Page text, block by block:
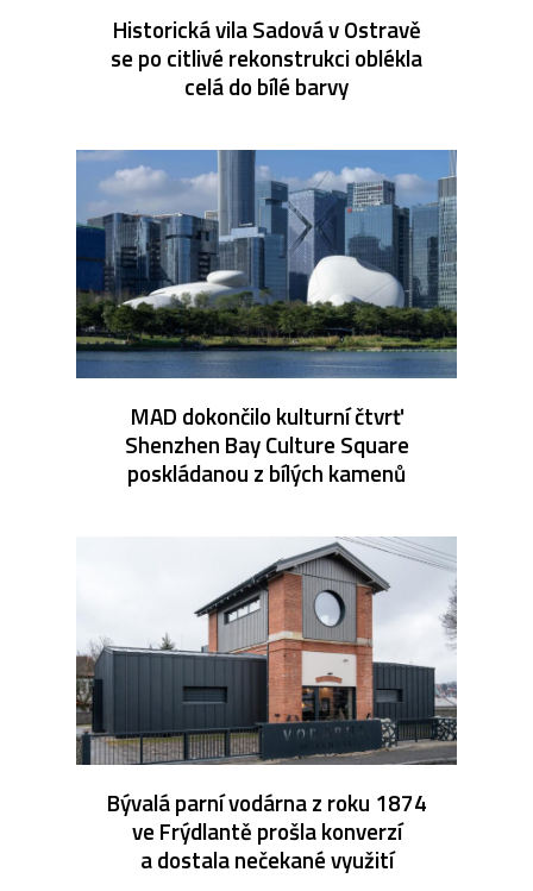
Historická vila Sadová v Ostravě
se po citlivé rekonstrukci oblékla
celá do bílé barvy
MAD dokončilo kulturní čtvrť
Shenzhen Bay Culture Square
poskládanou z bílých kamenů
Bývalá parní vodárna z roku 1874
ve Frýdlantě prošla konverzí
a dostala nečekané využití